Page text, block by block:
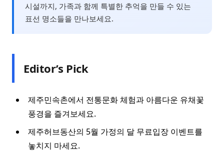
시설까지, 가족과 함께 특별한 추억을 만들 수 있는
표선 명소들을 만나보세요.
Editor’s Pick
제주민속촌에서 전통문화 체험과 아름다운 유채꽃
풍경을 즐겨보세요.
제주허브동산의 5월 가정의 달 무료입장 이벤트를
놓치지 마세요.